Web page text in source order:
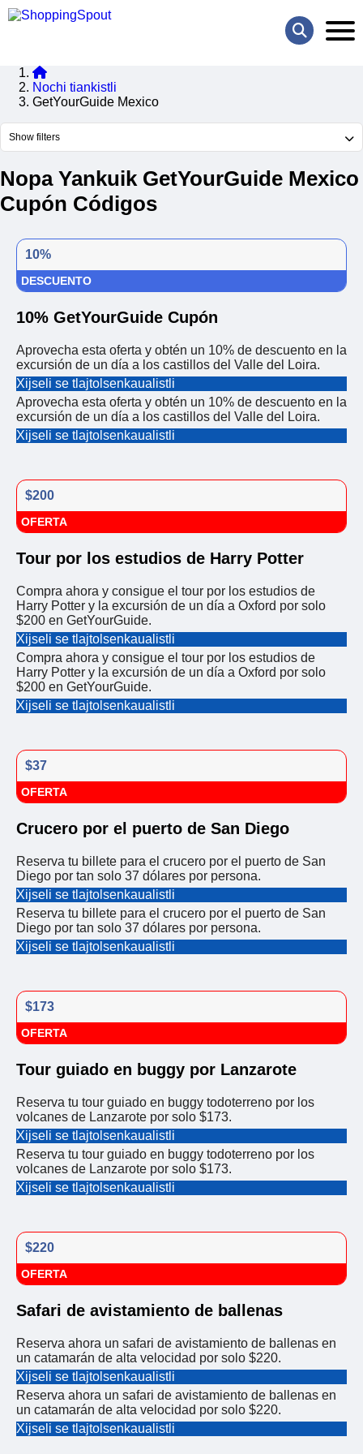
Nochi tiankistli
GetYourGuide Mexico
Show filters
Nopa Yankuik GetYourGuide Mexico
Cupón Códigos
10%
DESCUENTO
10% GetYourGuide Cupón
Aprovecha esta oferta y obtén un 10% de descuento en la
excursión de un día a los castillos del Valle del Loira.
Xijseli se tlajtolsenkaualistli
Aprovecha esta oferta y obtén un 10% de descuento en la
excursión de un día a los castillos del Valle del Loira.
Xijseli se tlajtolsenkaualistli
$200
OFERTA
Tour por los estudios de Harry Potter
Compra ahora y consigue el tour por los estudios de
Harry Potter y la excursión de un día a Oxford por solo
$200 en GetYourGuide.
Xijseli se tlajtolsenkaualistli
Compra ahora y consigue el tour por los estudios de
Harry Potter y la excursión de un día a Oxford por solo
$200 en GetYourGuide.
Xijseli se tlajtolsenkaualistli
$37
OFERTA
Crucero por el puerto de San Diego
Reserva tu billete para el crucero por el puerto de San
Diego por tan solo 37 dólares por persona.
Xijseli se tlajtolsenkaualistli
Reserva tu billete para el crucero por el puerto de San
Diego por tan solo 37 dólares por persona.
Xijseli se tlajtolsenkaualistli
$173
OFERTA
Tour guiado en buggy por Lanzarote
Reserva tu tour guiado en buggy todoterreno por los
volcanes de Lanzarote por solo $173.
Xijseli se tlajtolsenkaualistli
Reserva tu tour guiado en buggy todoterreno por los
volcanes de Lanzarote por solo $173.
Xijseli se tlajtolsenkaualistli
$220
OFERTA
Safari de avistamiento de ballenas
Reserva ahora un safari de avistamiento de ballenas en
un catamarán de alta velocidad por solo $220.
Xijseli se tlajtolsenkaualistli
Reserva ahora un safari de avistamiento de ballenas en
un catamarán de alta velocidad por solo $220.
Xijseli se tlajtolsenkaualistli